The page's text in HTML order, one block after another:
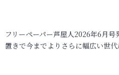
フリーペーパー芦屋人2026年6月
置きで今までよりさらに幅広い世